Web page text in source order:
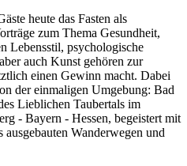
heute das Fasten als
zum Thema Gesundheit,
Lebensstil, psychologische
auch Kunst gehören zur
einen Gewinn macht. Dabei
der einmaligen Umgebung: Bad
Lieblichen Taubertals im
- Bayern - Hessen, begeistert mit
Wanderwegen und